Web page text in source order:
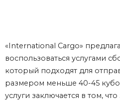
«International Cargo»
воспользоваться услугами
который подходят для
размером меньше 40-45
услуги заключается в том,